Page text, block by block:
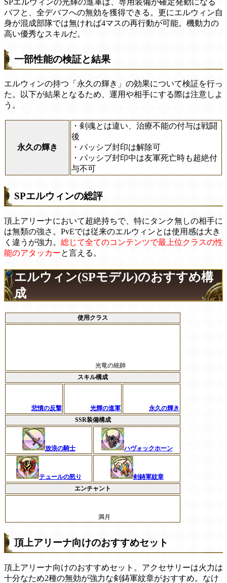
バフと、全デバフへの無効を獲得できる。更にエルウィン自
身が混成部隊では無ければ4マスの再行動が可能。機動力の
高い優秀なスキルだ。
一部性能の検証と結果
エルウィンの持つ「永久の輝き」の効果について検証を行っ
た。以下が結果となるため、運用や相手にする際は注意しよ
う。
永久の輝き
・剣魂とは違い、治療不能の付与は戦闘
後
・パッシブ封印は解除可
・パッシブ封印中は友軍死亡時も超絶付
与不可
SPエルウィンの総評
頂上アリーナにおいて超絶持ちで、特にタンク無しの相手に
は無類の強さ。PvEでは従来のエルウィンとは使用感は大き
く違うが強力。 総じて全てのコンテンツで最上位クラスの性
能のアタッカーと言える。
エルウィン(SPモデル)のおすすめ構
成
使用クラス
光竜の統帥
スキル構成
悲憤の反撃 光輝の進軍
永久の輝き
SSR装備構成
放浪の騎士 ハヴォックホーン
テュールの怒り
剣鋳軍紋章
エンチャント
満月
頂上アリーナ向けのおすすめセット
頂上アリーナ向けのおすすめセット。アクセサリーは火力は
十分なため2種の無効が強力な剣鋳軍紋章がおすすめ。なけ